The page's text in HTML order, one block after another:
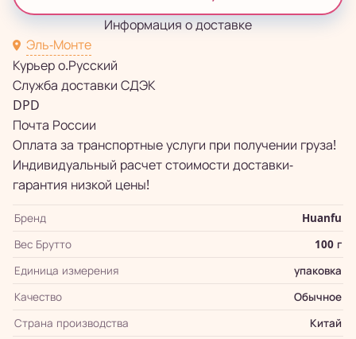
Информация о доставке
Эль-Монте
Курьер о.Русский
Служба доставки СДЭК
DPD
Почта России
Оплата за транспортные услуги при получении груза!
Индивидуальный расчет стоимости доставки-
гарантия низкой цены!
Бренд
Huanfu
Вес Брутто
100 г
Единица измерения
упаковка
Качество
Обычное
Страна производства
Китай